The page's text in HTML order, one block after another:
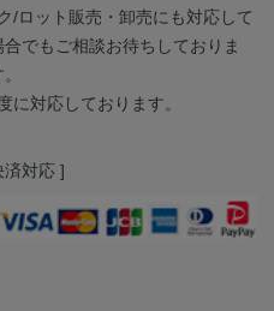
/ロット販売・卸売にも対応して
でもご相談お待ちしておりま
対応しております。
済対応 ]